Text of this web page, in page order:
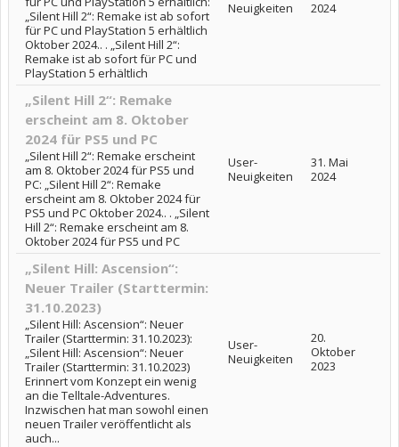
„Silent Hill 2“: Remake ist ab sofort
für PC und PlayStation 5 erhältlich
Oktober 2024.. . „Silent Hill 2“:
Remake ist ab sofort für PC und
PlayStation 5 erhältlich
Neuigkeiten
2024
„Silent Hill 2“: Remake
erscheint am 8. Oktober
2024 für PS5 und PC
„Silent Hill 2“: Remake erscheint
am 8. Oktober 2024 für PS5 und
PC: „Silent Hill 2“: Remake
erscheint am 8. Oktober 2024 für
PS5 und PC Oktober 2024.. . „Silent
Hill 2“: Remake erscheint am 8.
Oktober 2024 für PS5 und PC
User-
Neuigkeiten
31. Mai
2024
„Silent Hill: Ascension“:
Neuer Trailer (Starttermin:
31.10.2023)
„Silent Hill: Ascension“: Neuer
Trailer (Starttermin: 31.10.2023):
„Silent Hill: Ascension“: Neuer
Trailer (Starttermin: 31.10.2023)
Erinnert vom Konzept ein wenig
an die Telltale-Adventures.
Inzwischen hat man sowohl einen
neuen Trailer veröffentlicht als
auch...
User-
Neuigkeiten
20.
Oktober
2023